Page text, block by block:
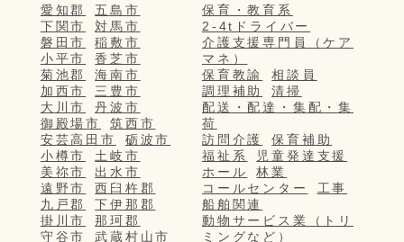
愛知郡
五島市
下関市
対馬市
磐田市
稲敷市
小平市
香芝市
菊池郡
海南市
加西市
三豊市
大川市
丹波市
御殿場市
筑西市
安芸高田市
砺波市
小樽市
土岐市
美祢市
出水市
遠野市
西臼杵郡
九戸郡
下伊那郡
掛川市
那珂郡
守谷市
武蔵村山市
保育・教育系
2-4tドライバー
介護支援専門員（ケア
マネ）
保育教諭
相談員
調理補助
清掃
配送・配達・集配・集
荷
訪問介護
保育補助
福祉系
児童発達支援
ホール
林業
コールセンター
工事
船舶関連
動物サービス業（トリ
ミングなど）